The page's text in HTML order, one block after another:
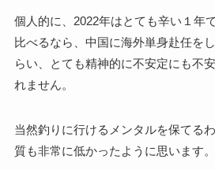
個人的に、2022年はとても辛い１年で
比べるなら、中国に海外単身赴任を
らい、とても精神的に不安定にも不
れません。
当然釣りに行けるメンタルを保てる
質も非常に低かったように思います。